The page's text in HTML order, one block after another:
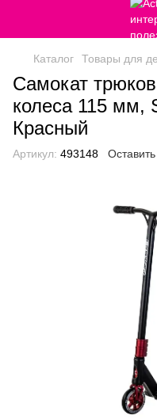
Каталог Товары для
Самокат
колеса 115 мм,
Красный
Артикул: 493148